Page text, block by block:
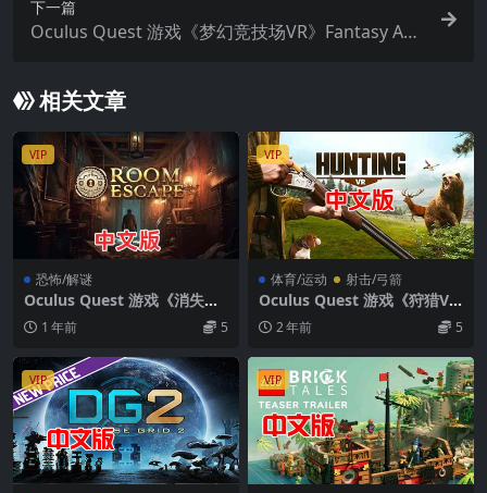
下一篇
Oculus Quest 游戏《梦幻竞技场VR》Fantasy Are
相关文章
VIP
恐怖/解谜
Oculus Quest 游戏《消失的
画像》GoneMan
1 年前 5
VIP
体育/运动 射击/弓箭
Oculus Quest 游戏《狩猎V
R》Hunting VR
2 年前 5
VIP VIP